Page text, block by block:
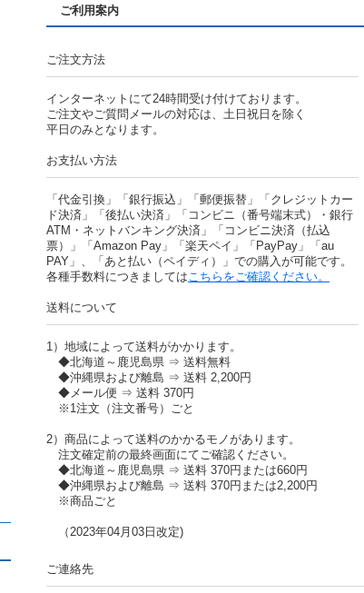
ご利用案内
ご注文方法
インターネットにて24時間受け付けております。
ご注文やご質問メールの対応は、土日祝日を除く
平日のみとなります。
お支払い方法
「代金引換」「銀行振込」「郵便振替」「クレジットカー
ド決済」「後払い決済」「コンビニ（番号端末式）・銀行
ATM・ネットバンキング決済」「コンビニ決済（払込
票）」「Amazon Pay」「楽天ペイ」「PayPay」「au
PAY」、「あと払い（ペイディ）」での購入が可能です。
各種手数料につきましてはこちらをご確認ください。
送料について
1）地域によって送料がかかります。
◆北海道～鹿児島県 ⇒ 送料無料
◆沖縄県および離島 ⇒ 送料 2,200円
◆メール便 ⇒ 送料 370円
※1注文（注文番号）ごと
2）商品によって送料のかかるモノがあります。
注文確定前の最終画面にてご確認ください。
◆北海道～鹿児島県 ⇒ 送料 370円または660円
◆沖縄県および離島 ⇒ 送料 370円または2,200円
※商品ごと
（2023年04月03日改定)
ご連絡先